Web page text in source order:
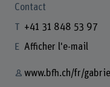
Contact
+41 31 848 53 97
Afficher l'e-mail
www.bfh.ch/fr/